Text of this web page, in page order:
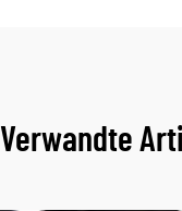
Verwandte